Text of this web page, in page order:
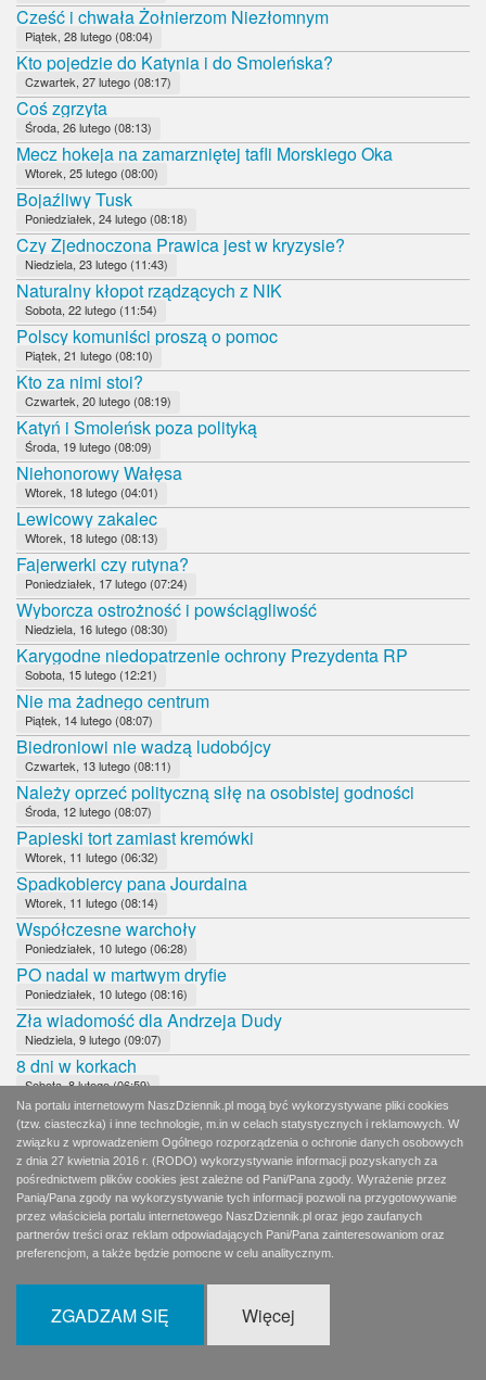
Cześć i chwała Żołnierzom Niezłomnym
Piątek, 28 lutego (08:04)
Kto pojedzie do Katynia i do Smoleńska?
Czwartek, 27 lutego (08:17)
Coś zgrzyta
Środa, 26 lutego (08:13)
Mecz hokeja na zamarzniętej tafli Morskiego Oka
Wtorek, 25 lutego (08:00)
Bojaźliwy Tusk
Poniedziałek, 24 lutego (08:18)
Czy Zjednoczona Prawica jest w kryzysie?
Niedziela, 23 lutego (11:43)
Naturalny kłopot rządzących z NIK
Sobota, 22 lutego (11:54)
Polscy komuniści proszą o pomoc
Piątek, 21 lutego (08:10)
Kto za nimi stoi?
Czwartek, 20 lutego (08:19)
Katyń i Smoleńsk poza polityką
Środa, 19 lutego (08:09)
Niehonorowy Wałęsa
Wtorek, 18 lutego (04:01)
Lewicowy zakalec
Wtorek, 18 lutego (08:13)
Fajerwerki czy rutyna?
Poniedziałek, 17 lutego (07:24)
Wyborcza ostrożność i powściągliwość
Niedziela, 16 lutego (08:30)
Karygodne niedopatrzenie ochrony Prezydenta RP
Sobota, 15 lutego (12:21)
Nie ma żadnego centrum
Piątek, 14 lutego (08:07)
Biedroniowi nie wadzą ludobójcy
Czwartek, 13 lutego (08:11)
Należy oprzeć polityczną siłę na osobistej godności
Środa, 12 lutego (08:07)
Papieski tort zamiast kremówki
Wtorek, 11 lutego (06:32)
Spadkobiercy pana Jourdaina
Wtorek, 11 lutego (08:14)
Współczesne warchoły
Poniedziałek, 10 lutego (06:28)
PO nadal w martwym dryfie
Poniedziałek, 10 lutego (08:16)
Zła wiadomość dla Andrzeja Dudy
Niedziela, 9 lutego (09:07)
8 dni w korkach
Sobota, 8 lutego (06:59)
Wierni Bogu, Polsce i bliźnim
Sobota, 8 lutego (11:52)
Czy Andrzej Duda udźwignie rolę faworyta?
Piątek, 7 lutego (09:07)
Dobrane towarzystwo: Hołownia, Jachira, Palikot
Czwartek, 6 lutego (02:06)
Pidżama, rogi i marihuana
Czwartek, 6 lutego (08:12)
Środa, 5 lutego (08:12)
Na portalu internetowym NaszDziennik.pl mogą być wykorzystywane pliki cookies
(tzw. ciasteczka) i inne technologie, m.in w celach statystycznych i reklamowych. W
związku z wprowadzeniem Ogólnego rozporządzenia o ochronie danych osobowych
z dnia 27 kwietnia 2016 r. (RODO) wykorzystywanie informacji pozyskanych za
pośrednictwem plików cookies jest zależne od Pani/Pana zgody. Wyrażenie przez
Panią/Pana zgody na wykorzystywanie tych informacji pozwoli na przygotowywanie
przez właściciela portalu internetowego NaszDziennik.pl oraz jego zaufanych
partnerów treści oraz reklam odpowiadających Pani/Pana zainteresowaniom oraz
preferencjom, a także będzie pomocne w celu analitycznym.
ZGADZAM SIĘ Więcej